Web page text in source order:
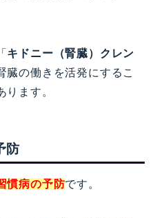
キドニー（腎臓）クレン
臓の働きを活発にするこ
ります。
防
慣病の予防です。